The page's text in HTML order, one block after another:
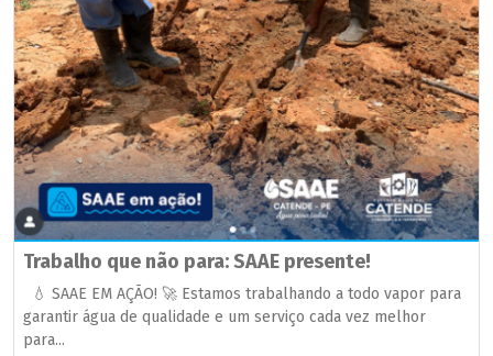
Trabalho que não para: SAAE presente!
💧 SAAE EM AÇÃO! 🚀 Estamos trabalhando a todo vapor para
garantir água de qualidade e um serviço cada vez melhor
para...